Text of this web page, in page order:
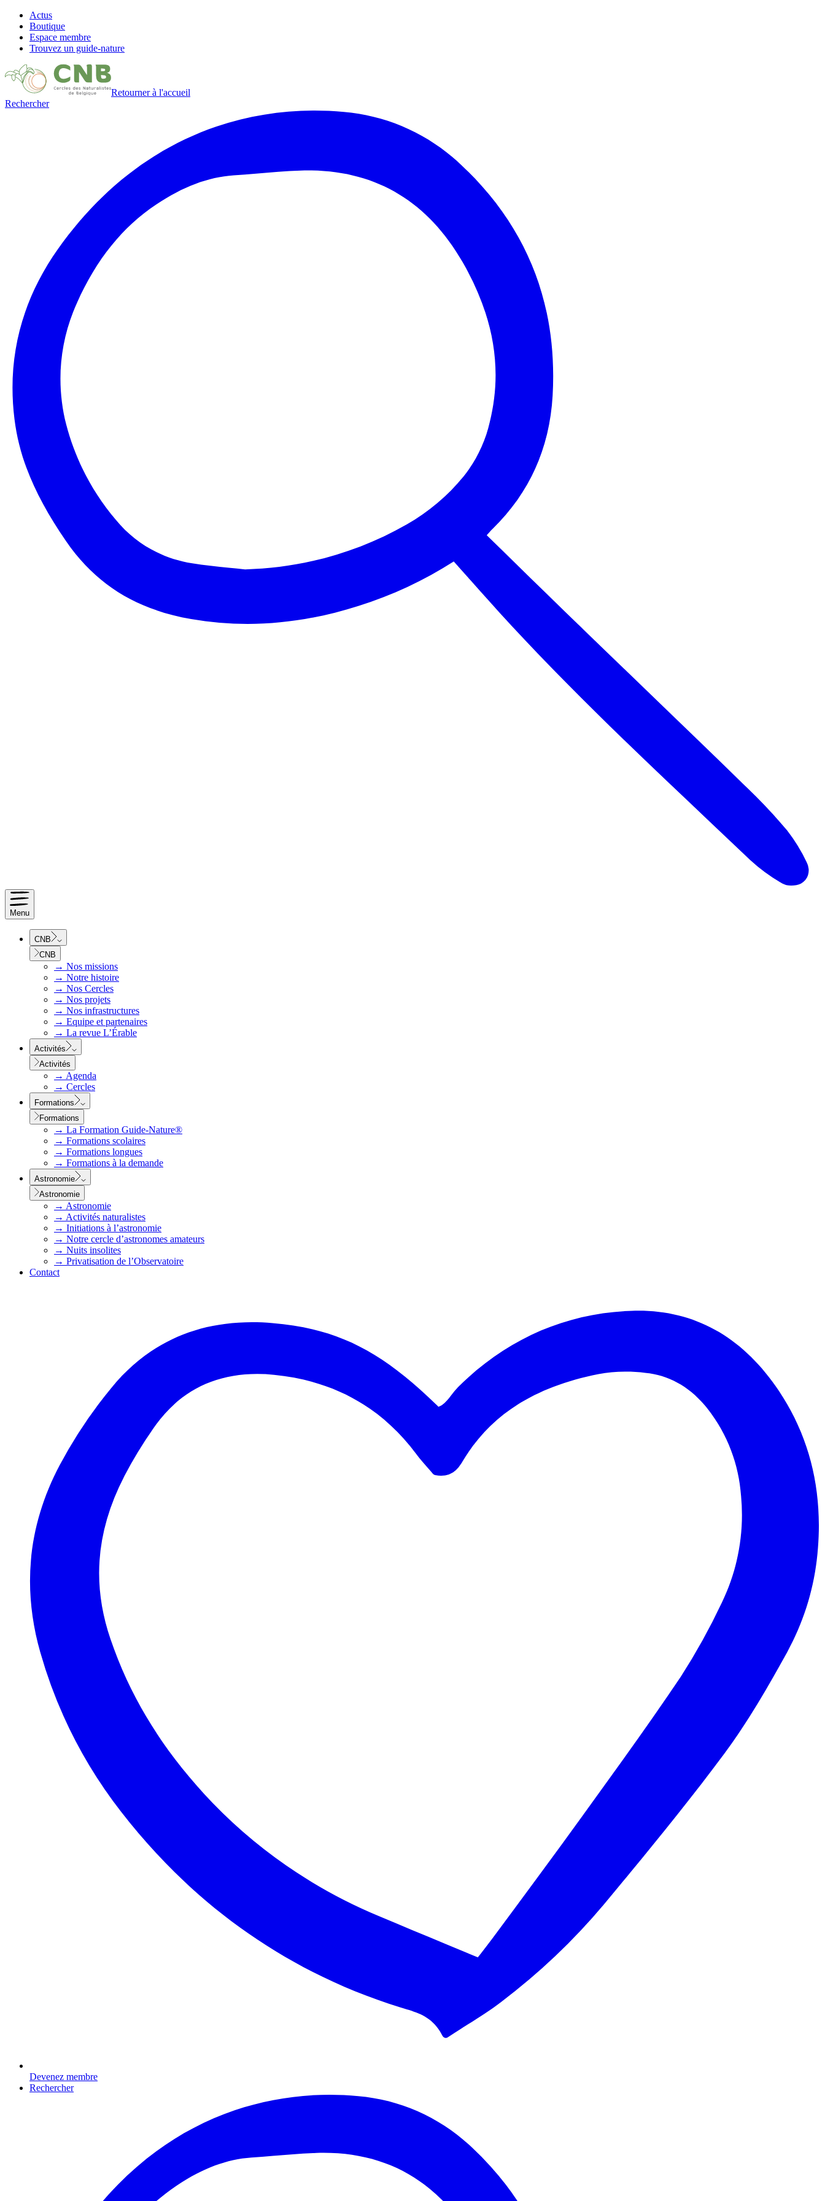
Actus
Boutique
Espace membre
Trouvez un guide-nature
Retourner à l'accueil
Rechercher
Menu
CNB
CNB
→ Nos missions
→ Notre histoire
→ Nos Cercles
→ Nos projets
→ Nos infrastructures
→ Equipe et partenaires
→ La revue L’Érable
Activités
Activités
→ Agenda
→ Cercles
Formations
Formations
→ La Formation Guide-Nature®
→ Formations scolaires
→ Formations longues
→ Formations à la demande
Astronomie
Astronomie
→ Astronomie
→ Activités naturalistes
→ Initiations à l’astronomie
→ Notre cercle d’astronomes amateurs
→ Nuits insolites
→ Privatisation de l’Observatoire
Contact
Devenez membre
Rechercher